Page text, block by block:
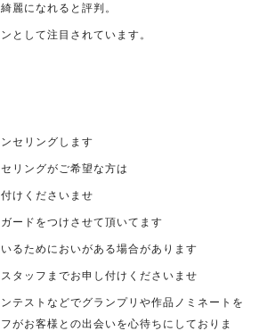
麗になれると評判。
として注目されています。
セリングします
リングがご希望な方は
けくださいませ
ードをつけさせて頂いてます
るためにおいがある場合があります
タッフまでお申し付けくださいませ
テストなどでグランプリや作品ノミネートを
がお客様との出会いを心待ちにしておりま